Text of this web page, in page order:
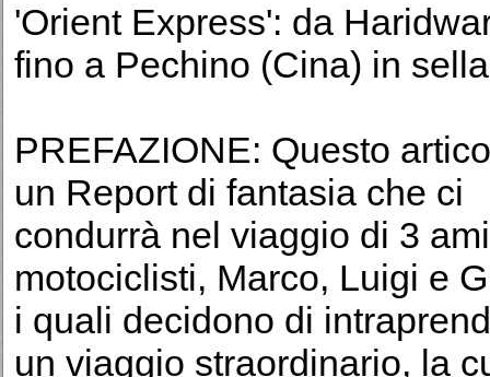
'Orient Express': da
fino a Pechino (Cina) in
PREFAZIONE: Questo
un Report di fantasia che ci
condurrà nel viaggio di 3
motociclisti, Marco, Luigi e
i quali decidono di
un viaggio straordinario, la